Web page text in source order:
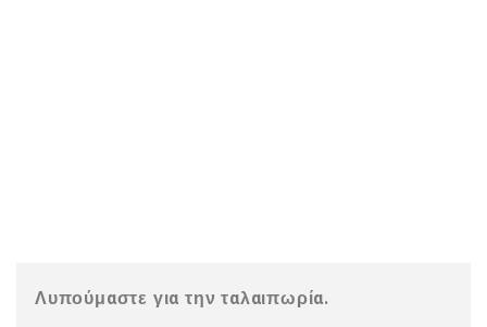
Λυπούμαστε για την ταλαιπωρία.